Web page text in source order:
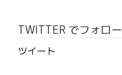
TWITTER でフォロー
ツイート